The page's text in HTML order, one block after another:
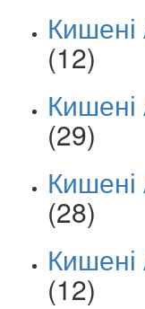
Кишені
(12)
Кишені
(29)
Кишені
(28)
Кишені
(12)